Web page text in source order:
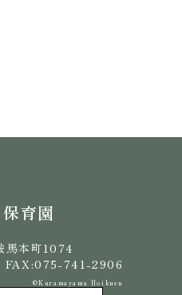
育園
馬本町1074
741-2906
©️Kuramayama Hoikuen